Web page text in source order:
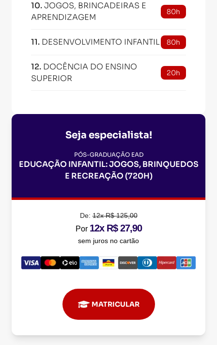
10.JOGOS, BRINCADEIRAS E
APRENDIZAGEM
80h
11. DESENVOLVIMENTO INFANTIL 80h
12. DOCÊNCIA DO ENSINO
SUPERIOR
20h
Seja especialista!
PÓS-GRADUAÇÃO EAD
EDUCAÇÃO INFANTIL: JOGOS, BRINQUEDOS
E RECREAÇÃO (720H)
De:12x R$ 125,00
Por 12x R$ 27,90
sem juros no cartão
MATRICULAR